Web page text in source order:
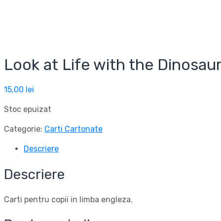
Look at Life with the
15,00 lei
Stoc epuizat
Categorie: Carti Cartonate
Descriere
Descriere
Carti pentru copii in limba engleza.